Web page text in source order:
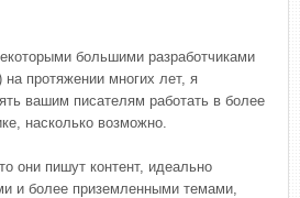
большими разработчиками
на протяжении многих лет, я
вашим писателям работать в более
насколько возможно.
они пишут контент, идеально
и более приземленными темами,